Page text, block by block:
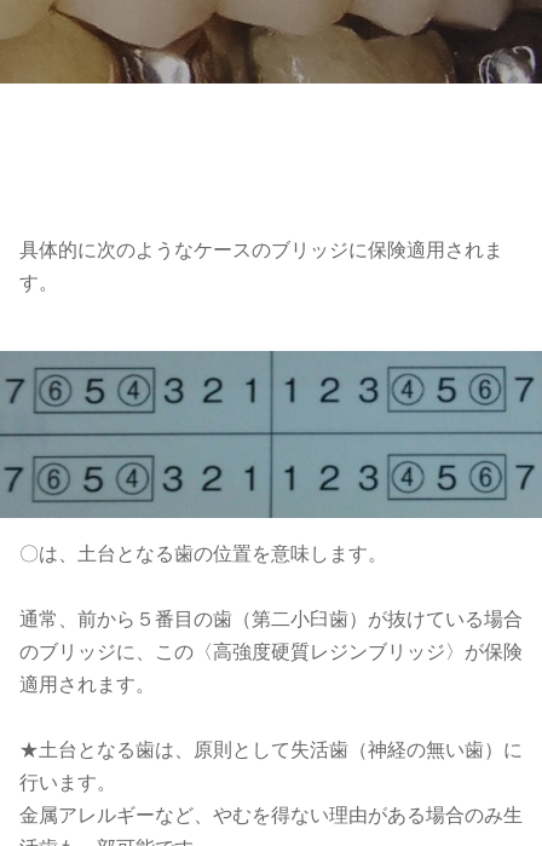
具体的に次のようなケースのブリッジに保険適用されま
す。
〇は、土台となる歯の位置を意味します。
通常、前から５番目の歯（第二小臼歯）が抜けている場合
のブリッジに、この〈高強度硬質レジンブリッジ〉が保険
適用されます。
★土台となる歯は、原則として失活歯（神経の無い歯）に
行います。
金属アレルギーなど、やむを得ない理由がある場合のみ生